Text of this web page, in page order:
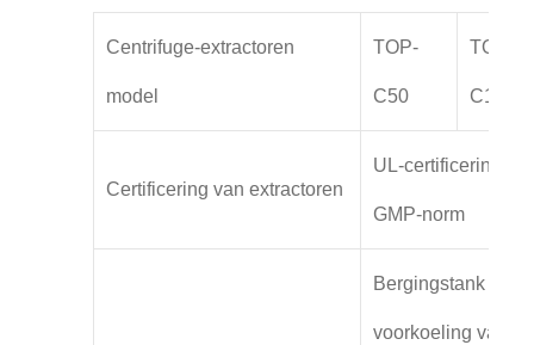
Centrifuge-extractoren
model
TOP-
C50
TOP-
C110
Certificering van extractoren
UL-certificering,
GMP-norm
Bergingstank voor
voorkoeling van